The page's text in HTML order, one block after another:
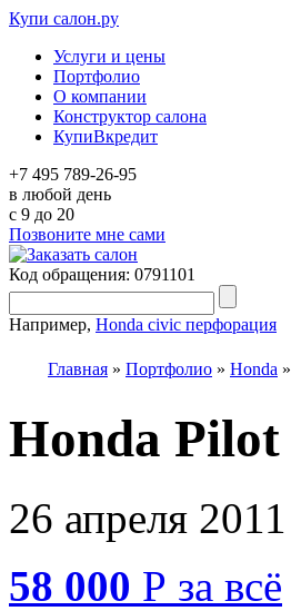
Купи салон.ру
Услуги и цены
Портфолио
О компании
Конструктор салона
КупиВкредит
+7 495 789-26-95
в любой день
c 9 до 20
Позвоните мне сами
Код обращения: 0791101
Например, Honda civic перфорация
Главная » Портфолио » Honda »
Honda Pilot
26 апреля 2011
58 000 Р за всё